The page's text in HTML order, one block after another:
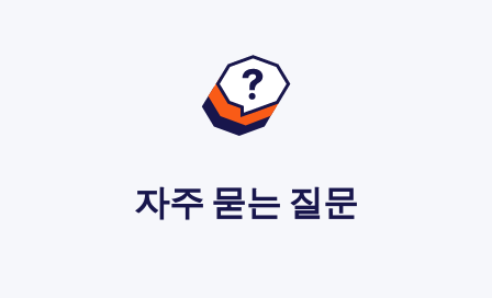
자주 묻는 질문